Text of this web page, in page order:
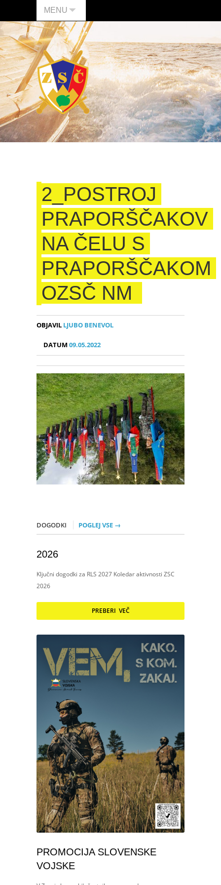
MENU
2_POSTROJ
PRAPORŠČAKOV
NA ČELU S
PRAPORŠČAKOM
OZSČ NM
OBJAVIL LJUBO BENEVOL
DATUM09.05.2022
DOGODKI POGLEJ VSE →
2026
Ključni dogodki za RLS 2027 Koledar aktivnosti ZSC
2026
PREBERI VEČ
PROMOCIJA SLOVENSKE
VOJSKE